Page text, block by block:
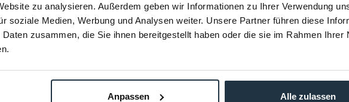
zu analysieren. Außerdem geben wir Informationen zu Ihrer Verwendung
soziale Medien, Werbung und Analysen weiter. Unsere Partner führen diese
zusammen, die Sie ihnen bereitgestellt haben oder die sie im Rahmen Ihrer
Anpassen Alle zulassen